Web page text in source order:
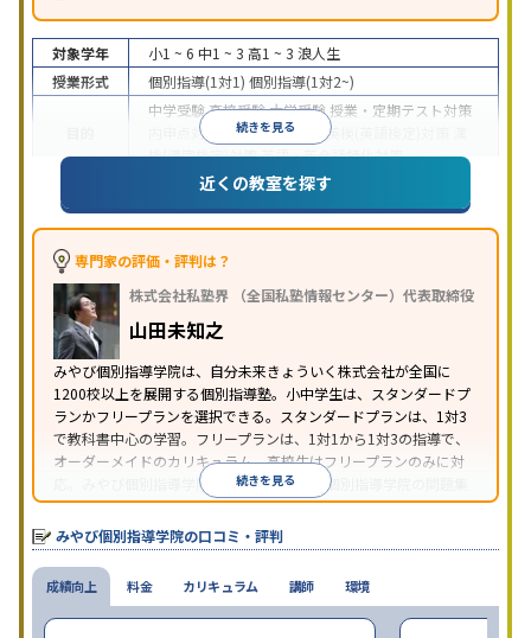
続きを見る
対象学年 小1 ~ 6 中1 ~ 3 高1 ~ 3 浪人生
授業形式
個別指導(1対1) 個別指導(1対2~)
中学受験高校受験大学受験 授業・定期テスト対策
内申点対策
学習習慣の定着 英検(英語検定)対策
検(漢字検定)対策英語・英会話特化対策
1科目から受講可能季節講習のみの受講可
※2023年3月調査。小学校高学年の個別指導塾アンケート調査方法を参
近くの教室を探す
専門家の評価・評判は？
株式会社私塾界 （全国私塾情報センター）代表取締役
山田未知之
みやび個別指導学院は、自分未来きょういく株式会社が全国に
1200校以上を展開する個別指導塾。小中学生は、スタンダードプ
ランかフリープランを選択できる。スタンダードプランは、1対3
で教科書中心の学習。フリープランは、1対1から1対3の指導で、
オーダーメイドのカリキュラム。高校生はフリープランのみに対
応。みやび個別指導学院では、系列のITTO個別指導学院の問題集
の購入や模試を受験できる。
続きを見る
みやび個別指導学院の口コミ・評判
成績向上 料金 カリキュラム 講師 環境